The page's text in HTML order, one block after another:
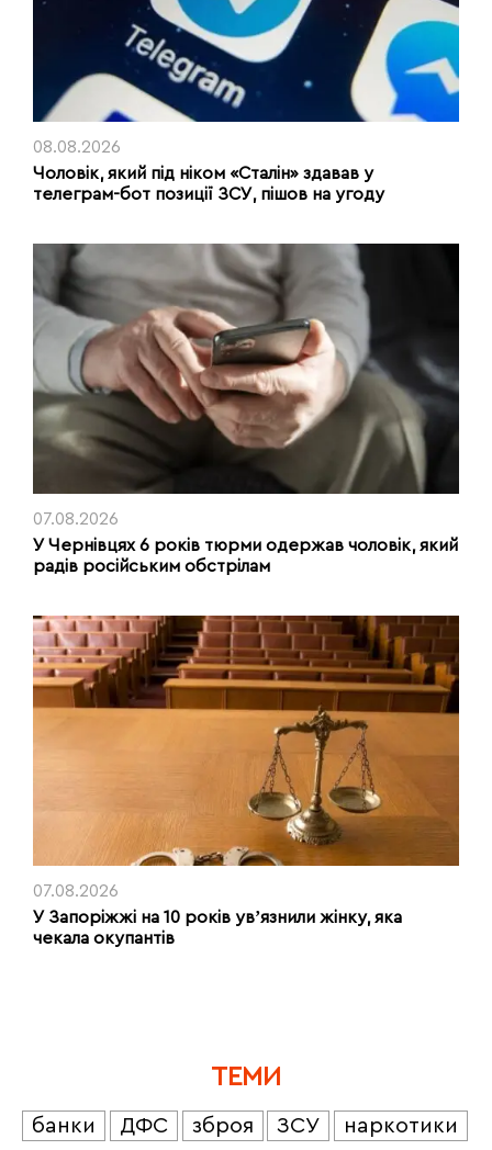
08.08.2026
Чоловік, який під ніком «Сталін» здавав у
телеграм-бот позиції ЗСУ, пішов на угоду
07.08.2026
У Чернівцях 6 років тюрми одержав чоловік, який
радів російським обстрілам
07.08.2026
У Запоріжжі на 10 років увʼязнили жінку, яка
чекала окупантів
ТЕМИ
банки ДФС зброя ЗСУ
наркотики